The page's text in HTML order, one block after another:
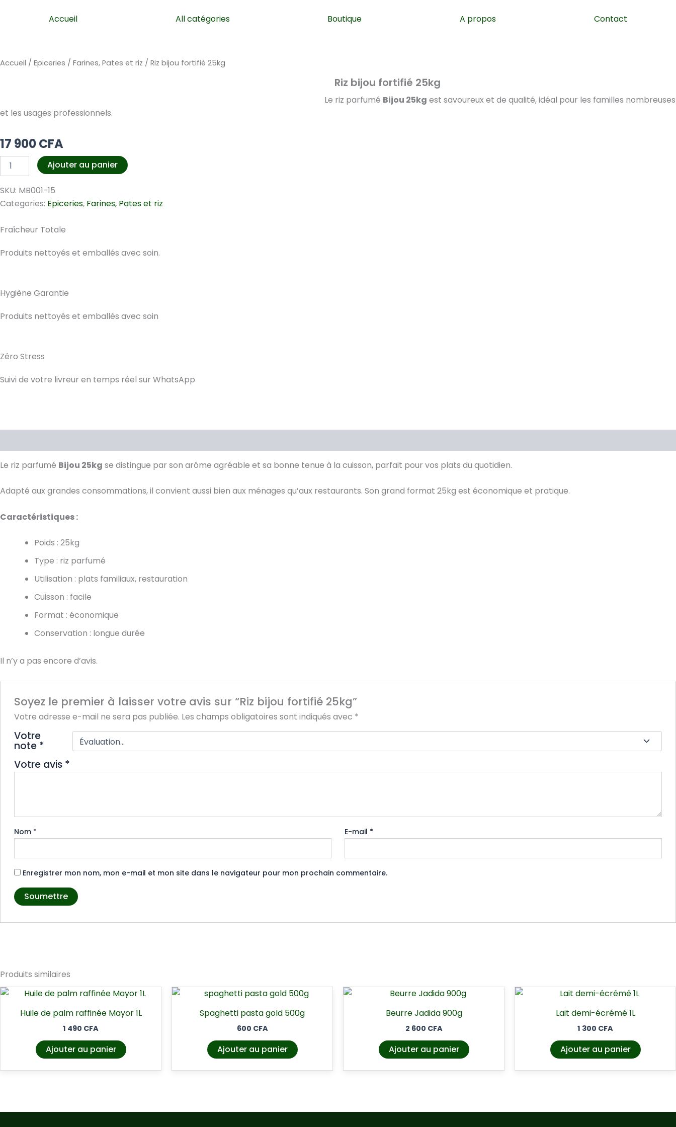
e
Accueil All catégories Boutique A propos Contact
Accueil / Epiceries / Farines, Pates et riz / Riz bijou fortifié 25kg
Riz bijou fortifié 25kg
Le riz parfumé Bijou 25kg est savoureux et de qualité, idéal pour les familles nombreuses
et les usages professionnels.
17 900CFA
quantité
bijou
fortifié
Ajouter au panier
SKU: MB001-15
Categories: Epiceries, Farines, Pates et riz
Fraîcheur Totale
Produits nettoyés et emballés avec soin.
Hygiène Garantie
Produits nettoyés et emballés avec soin
Zéro Stress
Suivi de votre livreur en temps réel sur WhatsApp
Le riz parfumé Bijou 25kg se distingue par son arôme agréable et sa bonne tenue à la cuisson, parfait pour vos plats du quotidien.
Adapté aux grandes consommations, il convient aussi bien aux ménages qu’aux restaurants. Son grand format 25kg est économique et pratique.
Caractéristiques :
Poids : 25kg
Type : riz parfumé
Utilisation : plats familiaux, restauration
Cuisson : facile
Format : économique
Conservation : longue durée
Il n’y a pas encore d’avis.
Soyez le premier à laisser votre avis sur “Riz bijou fortifié 25kg”
Votre adresse e-mail ne sera pas publiée. Les champs obligatoires sont indiqués avec *
Votre
note *
Votre avis *
Nom * E-mail *
Enregistrer mon nom, mon e-mail et mon site dans le navigateur pour mon prochain commentaire.
Produits similaires
Huile de palm raffinée Mayor 1L
1 490 CFA
Ajouter au panier
Spaghetti pasta gold 500g
600 CFA
Ajouter au panier
Beurre Jadida 900g
2 600 CFA
Ajouter au panier
Lait demi-écrémé 1L
1 300 CFA
Ajouter au panier